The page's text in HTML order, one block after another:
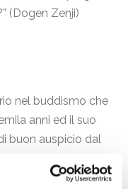
(Dogen Zenji)
nel buddismo che
anni ed il suo
buon auspicio dal